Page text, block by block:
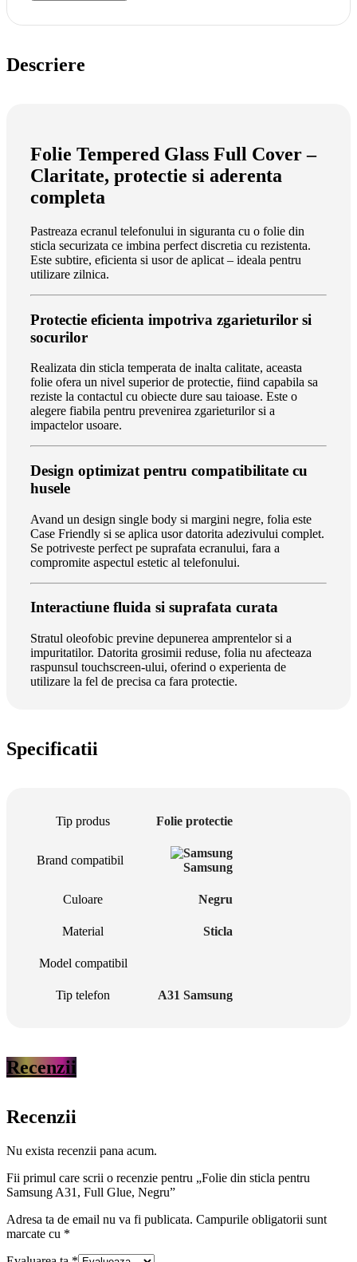
Descriere
Folie Tempered Glass Full Cover –
Claritate, protectie si aderenta
completa
Pastreaza ecranul telefonului in siguranta cu o folie din
sticla securizata ce imbina perfect discretia cu rezistenta.
Este subtire, eficienta si usor de aplicat – ideala pentru
utilizare zilnica.
Protectie eficienta impotriva zgarieturilor si
socurilor
Realizata din sticla temperata de inalta calitate, aceasta
folie ofera un nivel superior de protectie, fiind capabila sa
reziste la contactul cu obiecte dure sau taioase. Este o
alegere fiabila pentru prevenirea zgarieturilor si a
impactelor usoare.
Design optimizat pentru compatibilitate cu
husele
Avand un design single body si margini negre, folia este
Case Friendly si se aplica usor datorita adezivului complet.
Se potriveste perfect pe suprafata ecranului, fara a
compromite aspectul estetic al telefonului.
Interactiune fluida si suprafata curata
Stratul oleofobic previne depunerea amprentelor si a
impuritatilor. Datorita grosimii reduse, folia nu afecteaza
raspunsul touchscreen-ului, oferind o experienta de
utilizare la fel de precisa ca fara protectie.
Specificatii
Tip produs Folie protectie
Brand compatibil
Samsung
Culoare Negru
Material Sticla
Model compatibil
Tip telefon A31 Samsung
Recenzii
Recenzii
Nu exista recenzii pana acum.
Fii primul care scrii o recenzie pentru „Folie din sticla pentru
Samsung A31, Full Glue, Negru”
Adresa ta de email nu va fi publicata. Campurile obligatorii sunt
marcate cu *